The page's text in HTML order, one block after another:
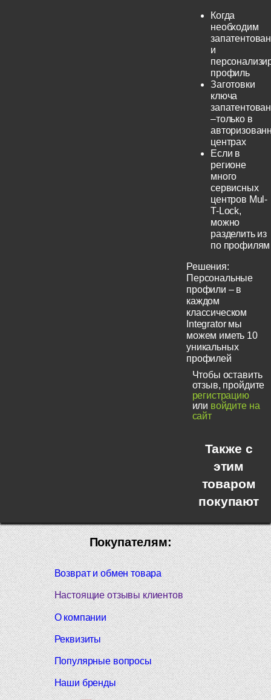
Когда
необходим
и
профиль
Заготовки
ключа
–только в
центрах
Если в
регионе
много
сервисных
центров Mul-
T-Lock,
можно
разделить из
по профилям
Решения:
Персональные
профили – в
каждом
классическом
Integrator мы
можем иметь 10
уникальных
профилей
Чтобы оставить
отзыв, пройдите
регистрацию
или войдите на
сайт
Также с
этим
товаром
покупают
Покупателям:
Возврат и обмен товара
Настоящие отзывы клиентов
О компании
Реквизиты
Популярные вопросы
Наши бренды